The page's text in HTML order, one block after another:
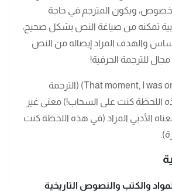
ويكون المترجم في حاجة
تمكنه من صياغة النص بشكل صحيح،
والهدف المراد إيصاله من النص
للترجمة الحرفية!
فمثلاً That moment, I was on the clouds) (الترجمة
اللحظة كنت على السحاب!) معنى غير
الأدبي المراد (في هذه اللحظة كنت
والكتب والنصوص التاريخية